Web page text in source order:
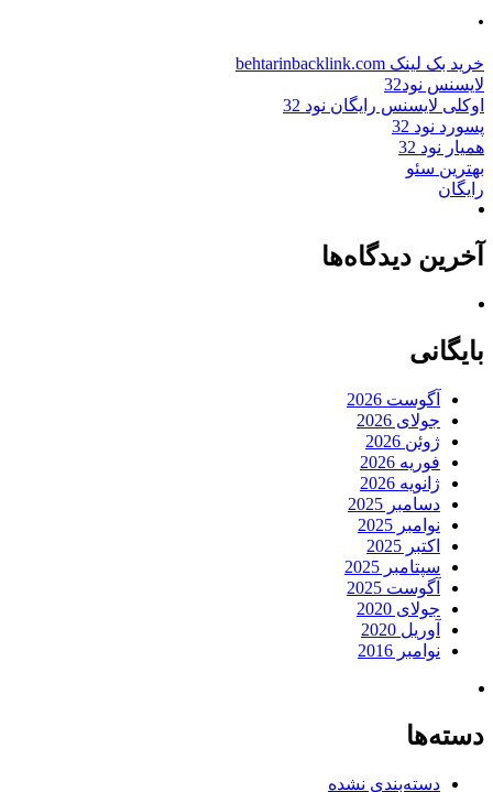
.
خرید بک لینک behtarinbacklink.com
لایسنس نود32
اوکلی لایسنس رایگان نود 32
پسورد نود 32
همیار نود 32
بهترین سئو
رایگان
آخرین دیدگاه‌ها
بایگانی
آگوست 2026
جولای 2026
ژوئن 2026
فوریه 2026
ژانویه 2026
دسامبر 2025
نوامبر 2025
اکتبر 2025
سپتامبر 2025
آگوست 2025
جولای 2020
آوریل 2020
نوامبر 2016
دسته‌ها
دسته‌بندی نشده